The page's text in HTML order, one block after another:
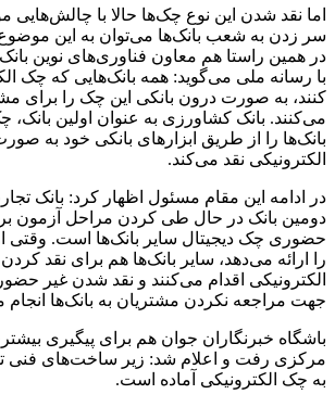
اما نقد شدن این نوع چک‌ها حالا با چالش‌هایی
سر زدن به شعب بانک‌ها می‌توان به این
در همین راستا هم معاون فناوری‌های نوین
با رسانه ملی می‌گوید: همه بانک‌هایی که چک
کنند، به صورت درون بانکی این چک را برای
می‌کنند. بانک کشاورزی به عنوان اولین بانک،
بانک‌ها را از طریق ابزارهای بانکی خود به
الکترونیکی نقد می‌کند.
در ادامه این مقام مسئول اظهار کرد: بانک
دومین بانک در حال طی کردن مراحل آزمون
حضوری چک دیجیتال سایر بانک‌ها است. وقتی
را ارائه می‌دهد، سایر بانک‌ها هم برای نقد
الکترونیکی اقدام می‌کنند و نقد شدن غیر
جهت مراجعه نکردن مشتریان به بانک‌ها
باشگاه خبرنگاران جوان هم برای پیگیری
مرکزی رفت و اعلام شد: زیر ساخت‌های فنی
به چک الکترونیکی آماده است.